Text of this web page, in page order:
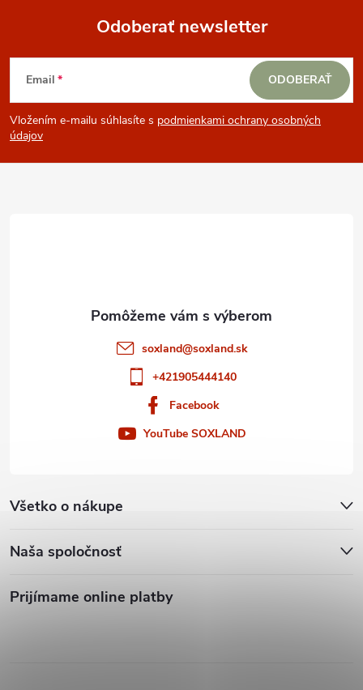
Z
á
p
Odoberať newsletter
Email
Vložením e-mailu súhlasíte s podmienkami ochrany osobných
údajov
ODOBERAŤ
soxland@soxland.sk
+421905444140
Facebook
YouTube SOXLAND
Všetko o nákupe
Naša spoločnosť
Prijímame online platby